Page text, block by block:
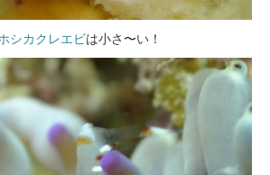
シカクレエビは小さ〜い！